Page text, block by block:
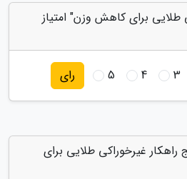
طلایی برای کاهش وزن" امتیاز
3
4
5 رای
راهکار غیرخوراکی طلایی برای